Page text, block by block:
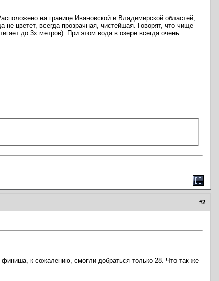
на границе Ивановской и Владимирской областей,
цветет, всегда прозрачная, чистейшая. Говорят, что чище
до 3х метров). При этом вода в озере всегда очень
#2
к сожалению, смогли добраться только 28. Что так же